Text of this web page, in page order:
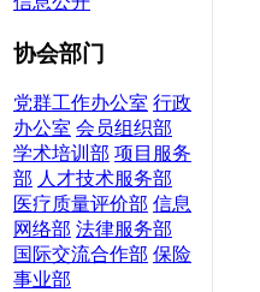
协会部门
党群工作办公室 行政
办公室 会员组织部
学术培训部 项目服务
部 人才技术服务部
医疗质量评价部 信息
网络部 法律服务部
国际交流合作部 保险
事业部